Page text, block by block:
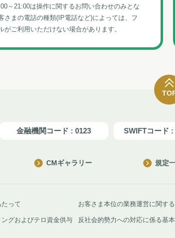
～21:00は操作に関するお問い合わせのみとな
さまの電話の種類(IP電話など)によっては、フ
がご利⽤いただけない場合があります。
金融機関コード : 0123 SWIFTコード
CMギャラリー 規定
って お客さま本位の業務運営に関す
グおよびテロ資金供与
反社会的勢力への対応に係る基